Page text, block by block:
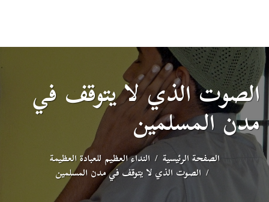
الصوت الذي لا يتوقف في
مدن المسلمين
الصفحة الرئيسية
النداء العظيم للعبادة العظيمة
الصوت الذي لا يتوقف في مدن المسلمين